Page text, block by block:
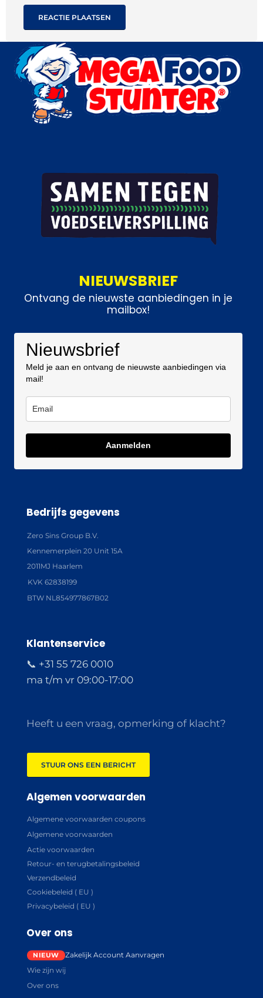
NIEUWSBRIEF
Ontvang de nieuwste aanbiedingen in je
mailbox!
Nieuwsbrief
Meld je aan en ontvang de nieuwste aanbiedingen via
mail!
Aanmelden
Bedrijfs gegevens
Zero Sins Group B.V.
Kennemerplein 20 Unit 15A
2011MJ Haarlem
KVK 62838199
BTW NL854977867B02
Klantenservice
📞 +31 55 726 0010
ma t/m vr 09:00-17:00
Heeft u een vraag, opmerking of klacht?
STUUR ONS EEN BERICHT
Algemen voorwaarden
Algemene voorwaarden coupons
Algemene voorwaarden
Actie voorwaarden
Retour- en terugbetalingsbeleid
Verzendbeleid
Cookiebeleid ( EU )
Privacybeleid ( EU )
Over ons
Zakelijk Account Aanvragen
Wie zijn wij
Over ons